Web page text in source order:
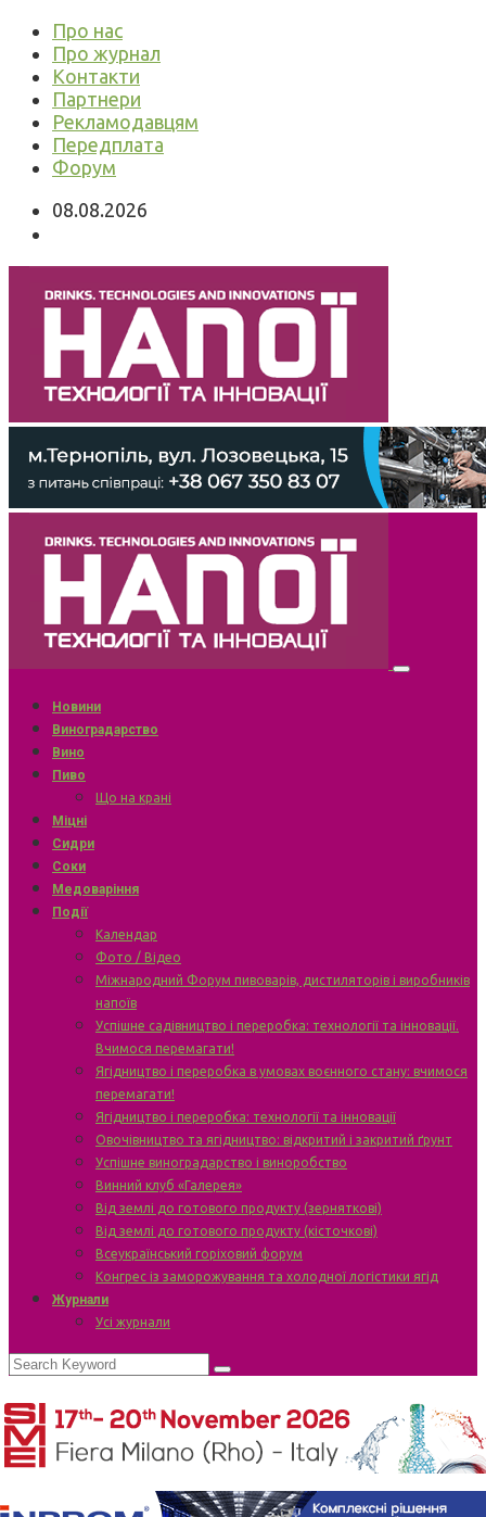
Про нас
Про журнал
Контакти
Партнери
Рекламодавцям
Передплата
Форум
08.08.2026
Новини
Виноградарство
Вино
Пиво
Що на крані
Міцні
Сидри
Соки
Медоваріння
Події
Календар
Фото / Відео
Міжнародний Форум пивоварів, дистиляторів і виробників
напоїв
Успішне садівництво і переробка: технології та інновації.
Вчимося перемагати!
Ягідництво і переробка в умовах воєнного стану: вчимося
перемагати!
Ягідництво і переробка: технології та інновації
Овочівництво та ягідництво: відкритий і закритий ґрунт
Успішне виноградарство і виноробство
Винний клуб «Галерея»
Від землі до готового продукту (зерняткові)
Від землі до готового продукту (кісточкові)
Всеукраїнський горіховий форум
Конгрес із заморожування та холодної логістики ягід
Журнали
Усі журнали